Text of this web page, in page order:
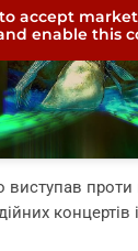
accept
enable this
виступав
концертів